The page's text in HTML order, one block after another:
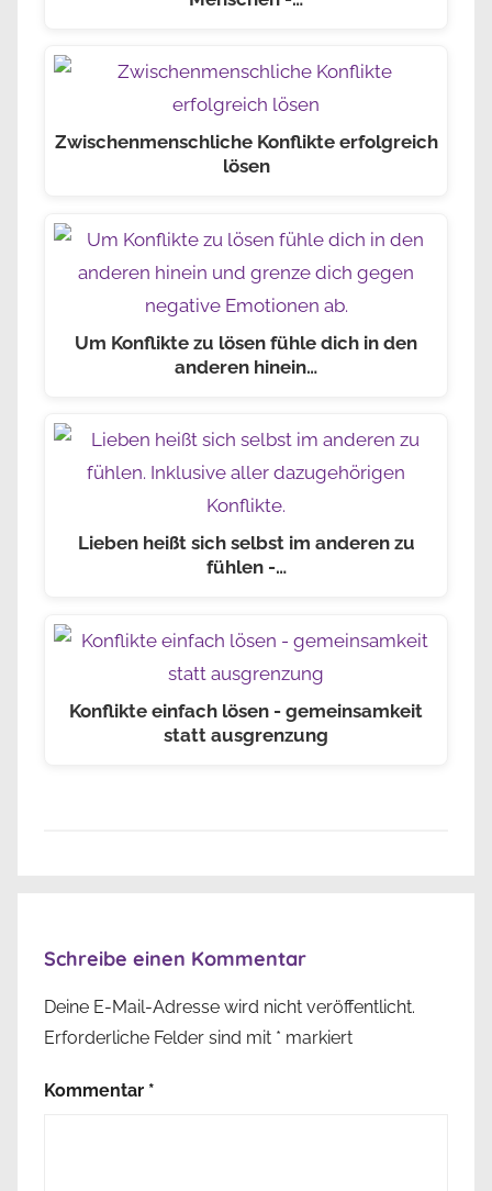
Zwischenmenschliche Konflikte erfolgreich
lösen
Um Konflikte zu lösen fühle dich in den
anderen hinein…
Lieben heißt sich selbst im anderen zu
fühlen -…
Konflikte einfach lösen - gemeinsamkeit
statt ausgrenzung
Schreibe einen Kommentar
Deine E-Mail-Adresse wird nicht veröffentlicht.
Erforderliche Felder sind mit * markiert
Kommentar *